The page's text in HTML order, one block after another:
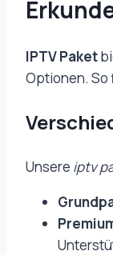
IPTV Paket
Optionen. So
Unsere iptv